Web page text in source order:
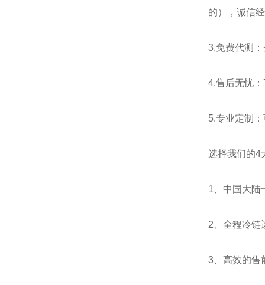
的），诚信
3.免费代测
4.售后无忧：
5.专业定制
选择我们的4
1 、中国大
2 、全程冷
3、高效的售